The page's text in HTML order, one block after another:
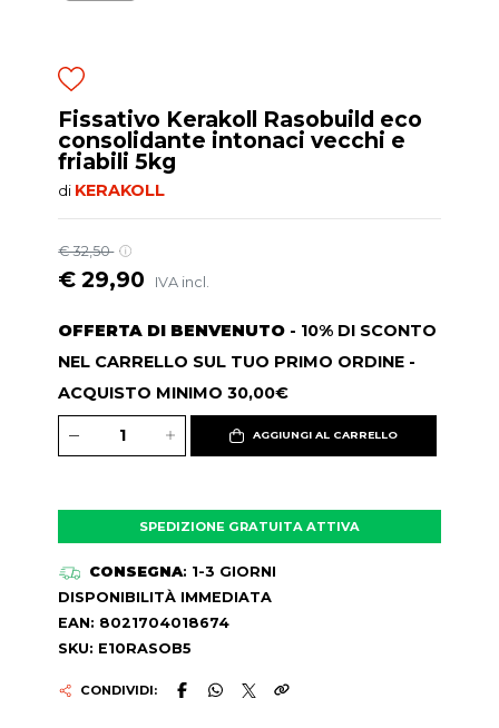
Fissativo Kerakoll Rasobuild eco
consolidante intonaci vecchi e
friabili 5kg
di KERAKOLL
€ 32,50
€ 29,90 IVA incl.
OFFERTA DI BENVENUTO - 10% DI SCONTO
NEL CARRELLO SUL TUO PRIMO ORDINE -
ACQUISTO MINIMO 30,00€
AGGIUNGI AL CARRELLO
SPEDIZIONE GRATUITA ATTIVA
CONSEGNA: 1-3 GIORNI
DISPONIBILITÀ IMMEDIATA
EAN: 8021704018674
SKU: E10RASOB5
CONDIVIDI: